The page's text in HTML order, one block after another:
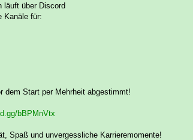
läuft über Discord
Kanäle für:
dem Start per Mehrheit abgestimmt!
bBPMnVtx
Spaß und unvergessliche Karrieremomente!